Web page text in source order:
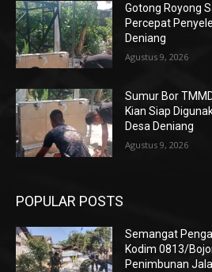
Gotong Royong
Percepat
Deniang
Agustus 9, 2026
Sumur Bor
Kian Siap
Desa Deniang
Agustus 9, 2026
POPULAR POSTS
Semangat
Kodim 0813/
Penimbunan